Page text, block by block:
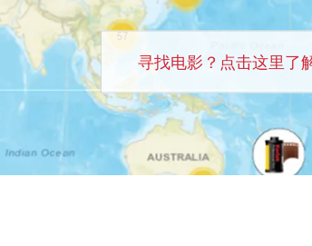
寻找电影？点击这里了